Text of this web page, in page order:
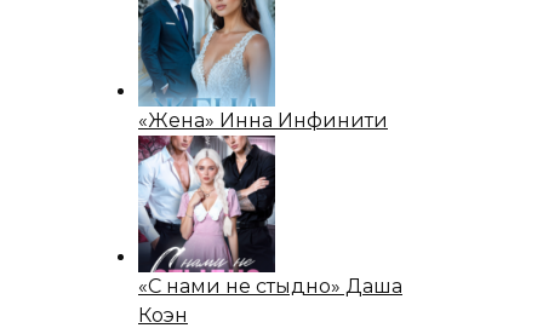
«Жена» Инна Инфинити
«С нами не стыдно» Даша
Коэн